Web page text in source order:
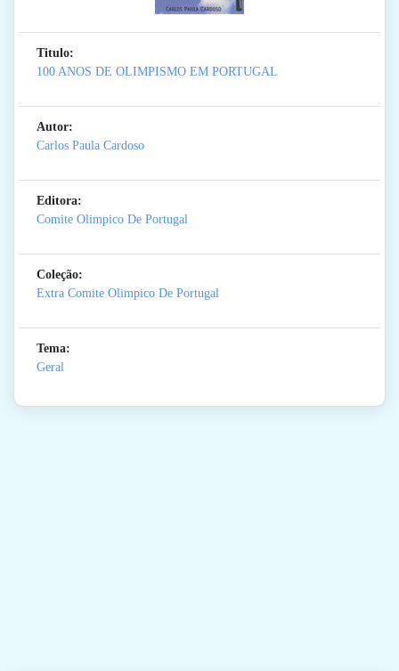
Titulo:
100 ANOS DE OLIMPISMO EM PORTUGAL
Autor:
Carlos Paula Cardoso
Editora:
Comite Olimpico De Portugal
Coleção:
Extra Comite Olimpico De Portugal
Tema:
Geral